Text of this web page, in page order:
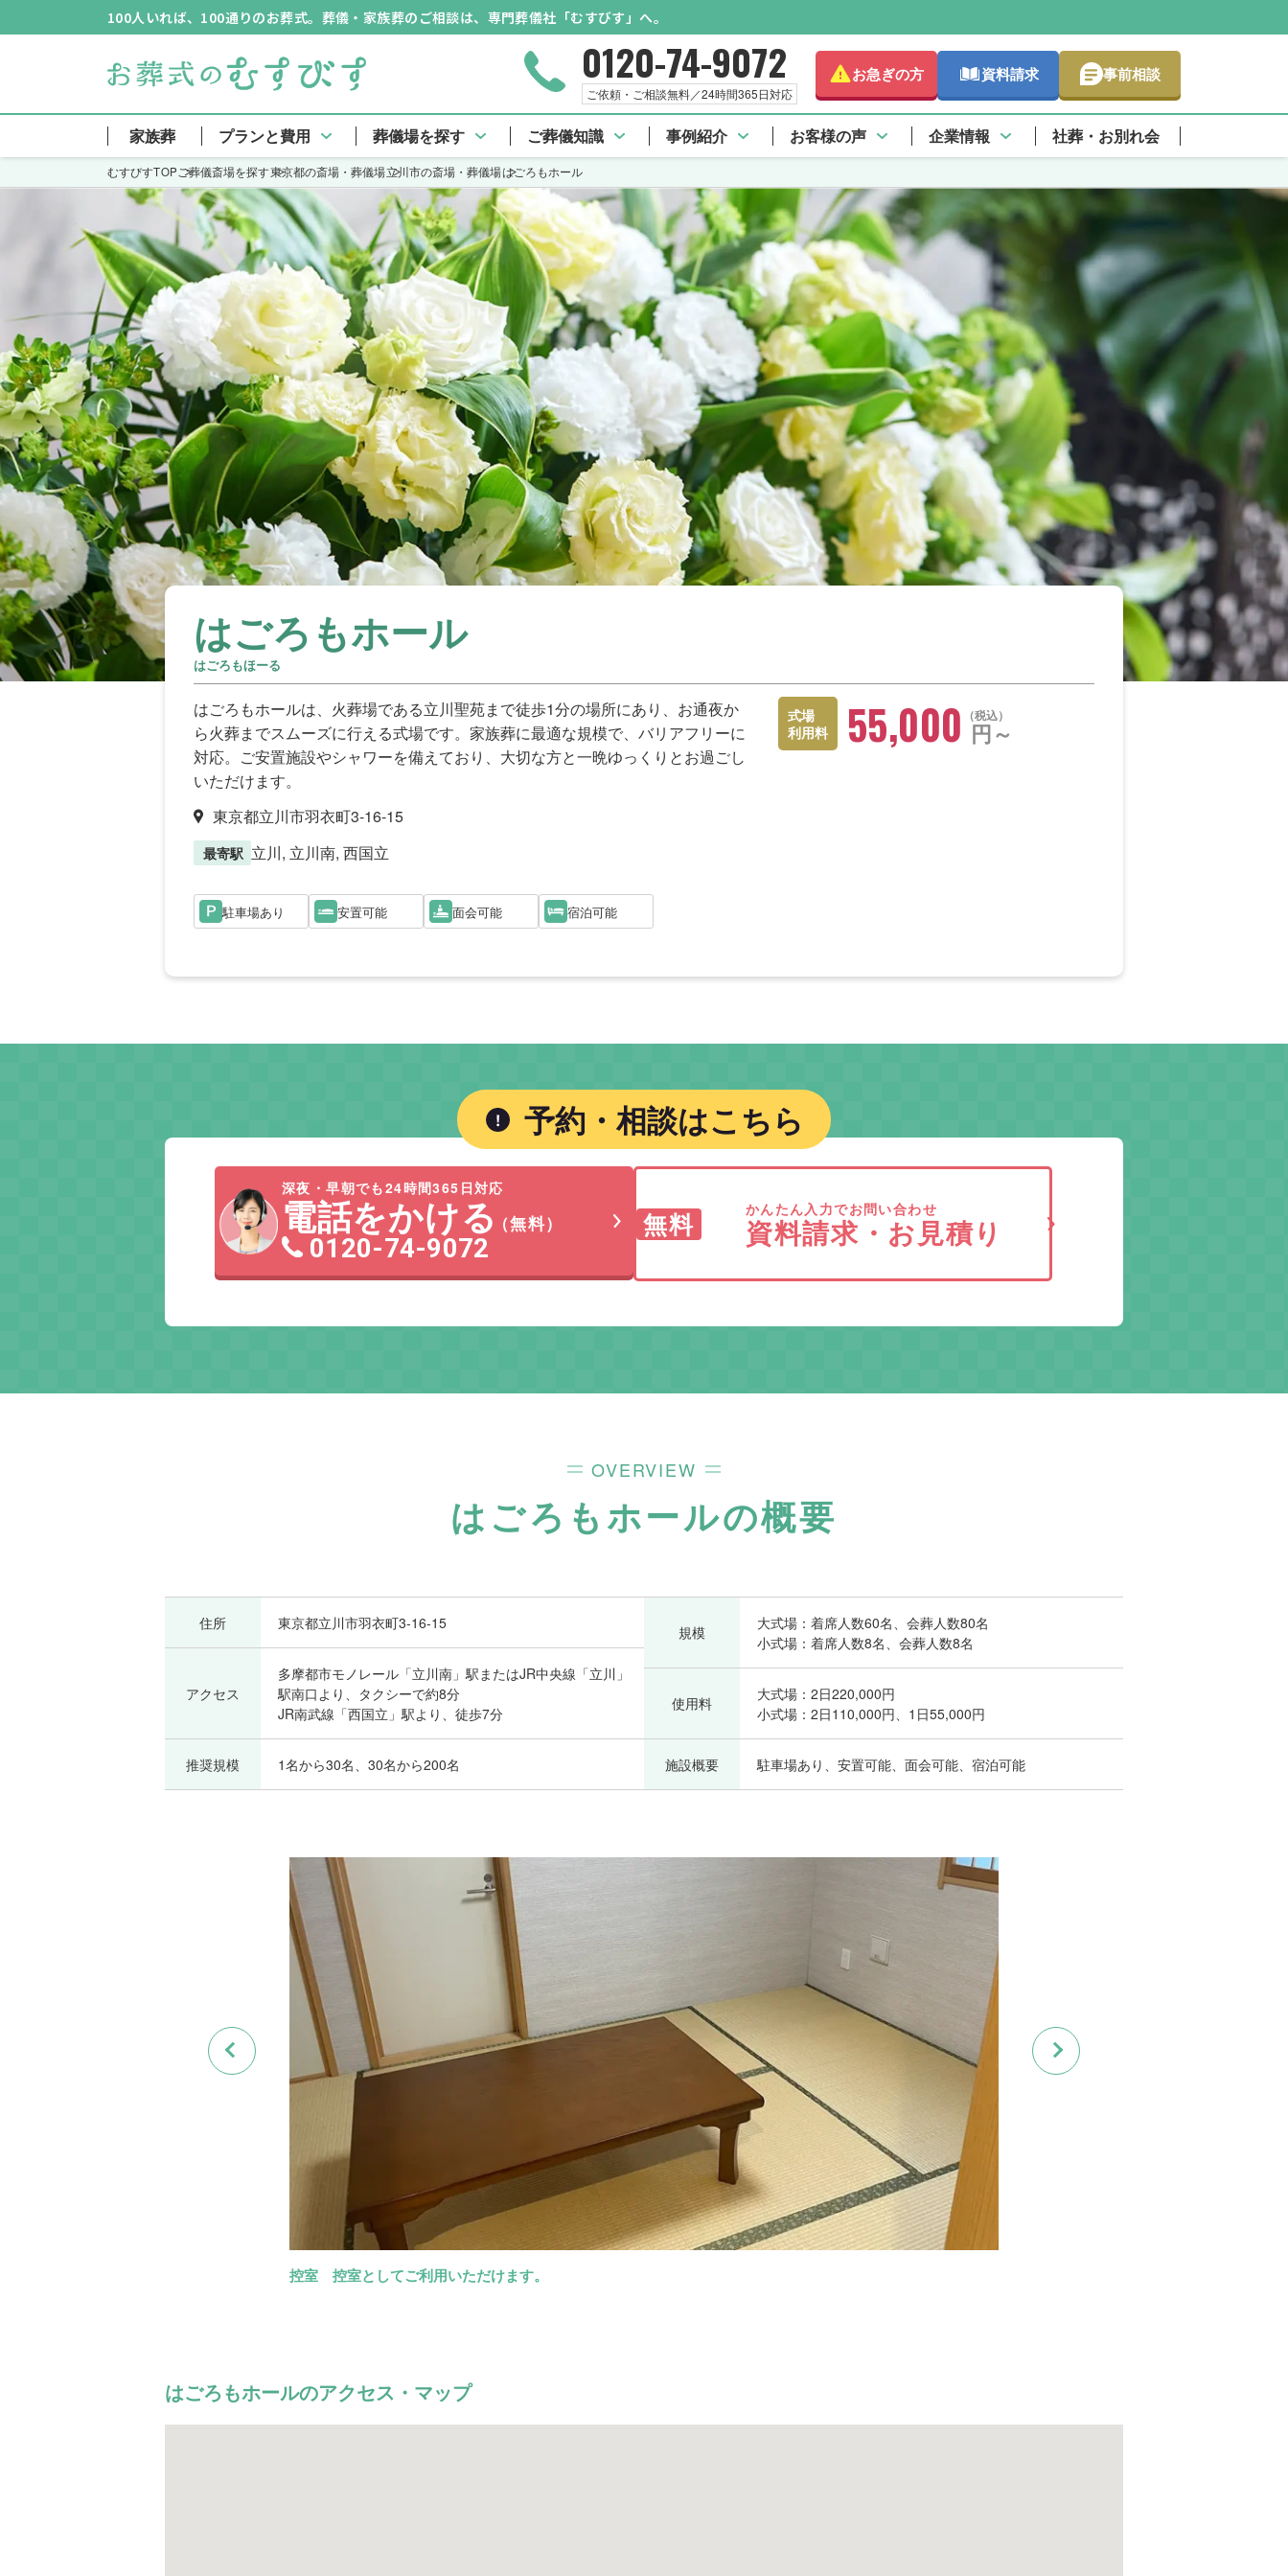
100人いれば、100通りのお葬式。葬儀・家族葬のご相談は、専門葬儀社「むすびす」へ。
0120-74-9072
ご依頼・ご相談無料／24時間365日対応
お急ぎの方 資料請求 事前相談
家族葬 プランと費用 葬儀場を探す ご葬儀知識 事例紹介 お客様の声 企業情報 社葬・お別れ会
むすびすTOPご葬儀斎場を探す東京都の斎場・葬儀場立川市の斎場・葬儀場はごろもホール
はごろもホール
はごろもほーる
はごろもホールは、火葬場である立川聖苑まで徒歩1分の場所にあり、お通夜か
ら火葬までスムーズに行える式場です。家族葬に最適な規模で、バリアフリーに
対応。ご安置施設やシャワーを備えており、大切な方と一晩ゆっくりとお過ごし
いただけます。
東京都立川市羽衣町3-16-15
最寄駅 立川, 立川南, 西国立
式場
利用料
税込
55,000 円～
駐車場あり 安置可能 面会可能 宿泊可能
予約・相談はこちら
深夜・早朝でも24時間365日対応
電話をかける （無料）
0120-74-9072
無料 かんたん入力でお問い合わせ
資料請求・お見積り
OVERVIEW
はごろもホールの概要
住所 東京都立川市羽衣町3-16-15
アクセス
多摩都市モノレール「立川南」駅またはJR中央線「立川」
駅南口より、タクシーで約8分
JR南武線「西国立」駅より、徒歩7分
推奨規模 1名から30名、30名から200名
規模
大式場：着席人数60名、会葬人数80名
小式場：着席人数8名、会葬人数8名
使用料
大式場：2日220,000円
小式場：2日110,000円、1日55,000円
施設概要 駐車場あり、安置可能、面会可能、宿泊可能
Previous
控室 控室としてご利用いただけます。
会食場 会食場や精進落しにご利用いただけます。
エレベーター
導師控室
Next
はごろもホールのアクセス・マップ